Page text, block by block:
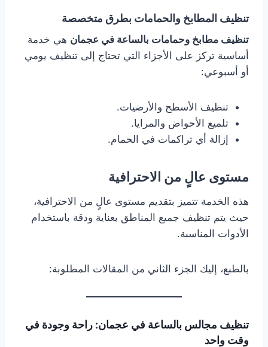
تنظيف المطابخ والحمامات بطرق متخصصة
تنظيف مطابخ وحمامات بالساعة في عجمان هي خدمة
أساسية تركز على الأجزاء التي تحتاج إلى تنظيف يومي
أو أسبوعي:
تنظيف الأسطح والأرضيات.
تلميع الأحواض والمرايا.
إزالة أي تراكمات في الحمام.
مستوى عالٍ من الاحترافية
هذه الخدمة تتميز بتقديم مستوى عالٍ من الاحترافية،
حيث يتم تنظيف جميع المناطق بعناية ودقة باستخدام
الأدوات المناسبة.
بالطبع، إليك الجزء الثاني من المقالات المطلوبة:
تنظيف مجالس بالساعة في عجمان: راحة وجودة في
وقت واحد